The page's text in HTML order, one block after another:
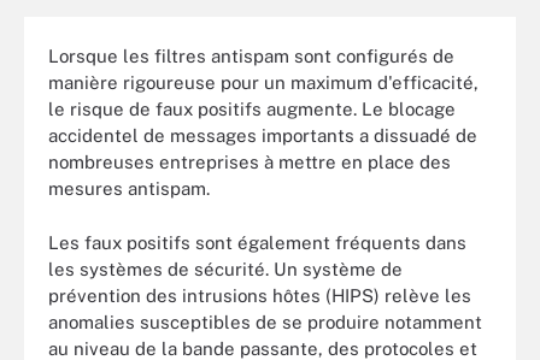
Lorsque les filtres antispam sont configurés de
manière rigoureuse pour un maximum d'efficacité,
le risque de faux positifs augmente. Le blocage
accidentel de messages importants a dissuadé de
nombreuses entreprises à mettre en place des
mesures antispam.
Les faux positifs sont également fréquents dans
les systèmes de sécurité. Un système de
prévention des intrusions hôtes (HIPS) relève les
anomalies susceptibles de se produire notamment
au niveau de la bande passante, des protocoles et